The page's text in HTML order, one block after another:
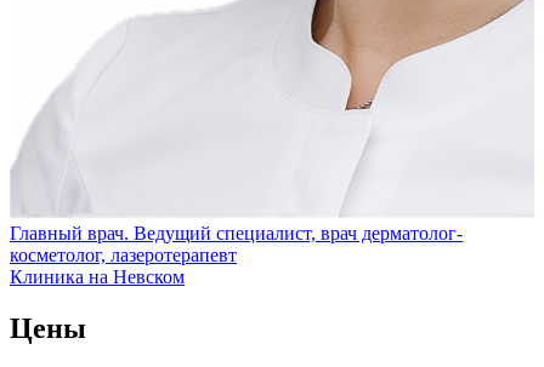
Главный врач. Ведущий специалист, врач дерматолог-
косметолог, лазеротерапевт
Клиника на Невском
Цены